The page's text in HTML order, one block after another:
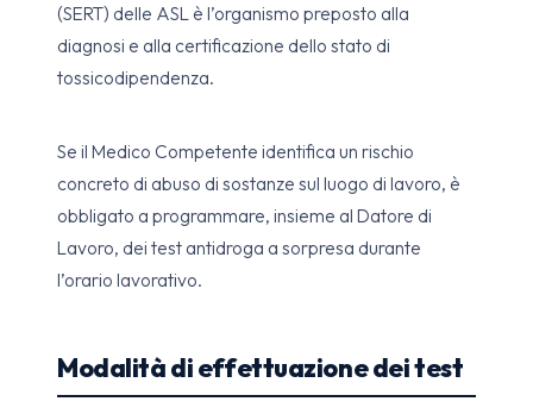
(SERT) delle ASL è l’organismo preposto alla
diagnosi e alla certificazione dello stato di
tossicodipendenza.
Se il Medico Competente identifica un rischio
concreto di abuso di sostanze sul luogo di lavoro, è
obbligato a programmare, insieme al Datore di
Lavoro, dei test antidroga a sorpresa durante
l’orario lavorativo.
Modalità di effettuazione dei test